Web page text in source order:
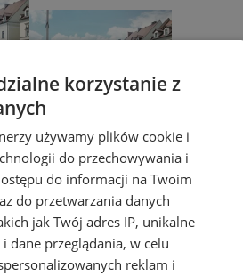
korzystanie z
używamy plików cookie i
do przechowywania i
do informacji na Twoim
do przetwarzania danych
jak Twój adres IP, unikalne
dane przeglądania, w celu
reklam i